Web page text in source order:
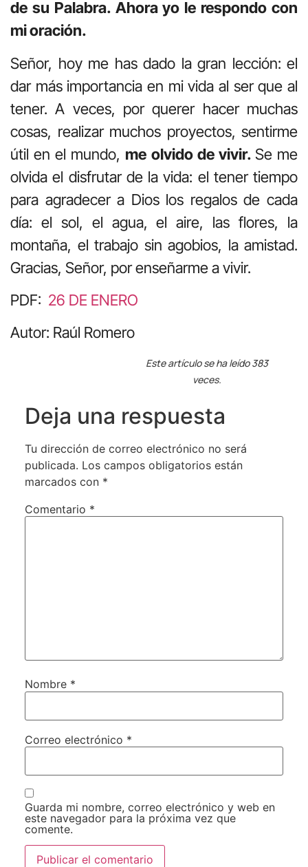
de su Palabra. Ahora yo le respondo con
mi oración.
Señor, hoy me has dado la gran lección: el
dar más importancia en mi vida al ser que al
tener. A veces, por querer hacer muchas
cosas, realizar muchos proyectos, sentirme
útil en el mundo, me olvido de vivir. Se me
olvida el disfrutar de la vida: el tener tiempo
para agradecer a Dios los regalos de cada
día: el sol, el agua, el aire, las flores, la
montaña, el trabajo sin agobios, la amistad.
Gracias, Señor, por enseñarme a vivir.
PDF: 26 DE ENERO
Autor: Raúl Romero
Este artículo se ha leído 383
veces.
Deja una respuesta
Tu dirección de correo electrónico no será
publicada. Los campos obligatorios están
marcados con *
Comentario *
Nombre *
Correo electrónico *
Guarda mi nombre, correo electrónico y web en
este navegador para la próxima vez que
comente.